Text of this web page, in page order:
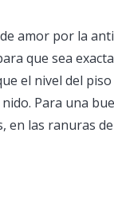
amor por la
que sea
el nivel del
Para una
en las ranuras